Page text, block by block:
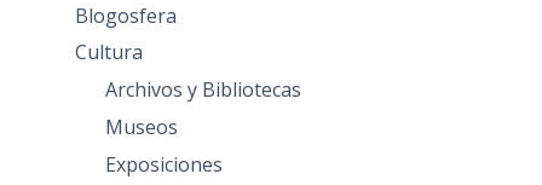
Blogosfera
Cultura
Archivos y Bibliotecas
Museos
Exposiciones